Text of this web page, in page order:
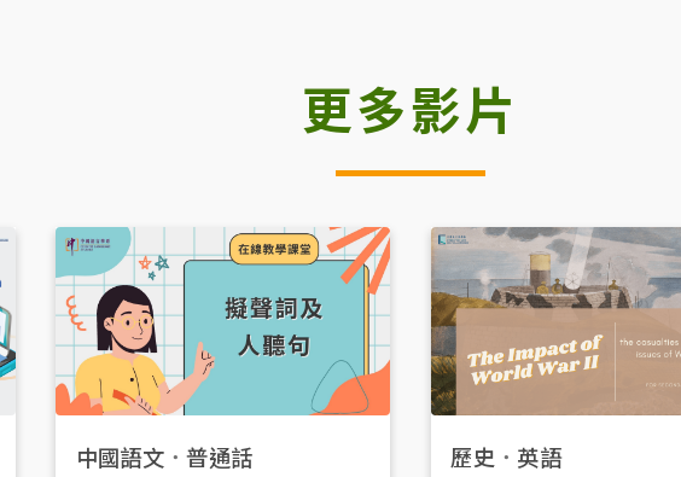
更多影片
中國語文．普通話 歷史． 英語